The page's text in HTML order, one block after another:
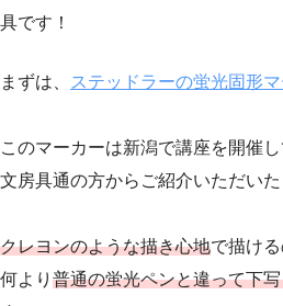
具です！
まずは、 ステッドラーの蛍光固形
このマーカーは新潟で講座を開催し
文房具通の方からご紹介いただい
クレヨンのような描き心地で描け
何より 普通の蛍光ペンと違って下